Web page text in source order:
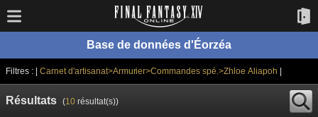
Base de données d'Éorzéa
Filtres : | Carnet d'artisanat>Armurier>Commandes spé.>Zhloe Aliapoh
Résultats (10résultat(s))